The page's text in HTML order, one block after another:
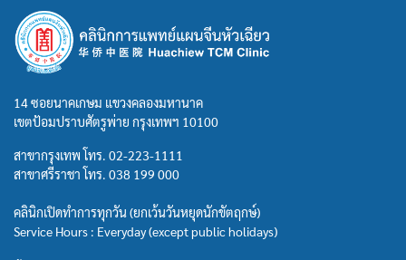
14 ซอยนาคเกษม แขวงคลองมหานาค
เขตป้อมปราบศัตรูพ่าย กรุงเทพฯ 10100
สาขากรุงเทพ โทร. 02-223-1111
สาขาศรีราชา โทร. 038 199 000
คลินิกเปิดทำการทุกวัน (ยกเว้นวันหยุดนักขัตฤกษ์)
Service Hours : Everyday (except public holidays)